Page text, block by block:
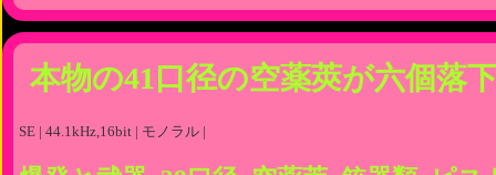
本物の41口径の空薬莢が六個落
SE | 44.1kHz,16bit | モノラル |